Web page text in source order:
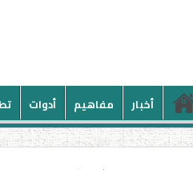
أخبار مفاهيم أدوات